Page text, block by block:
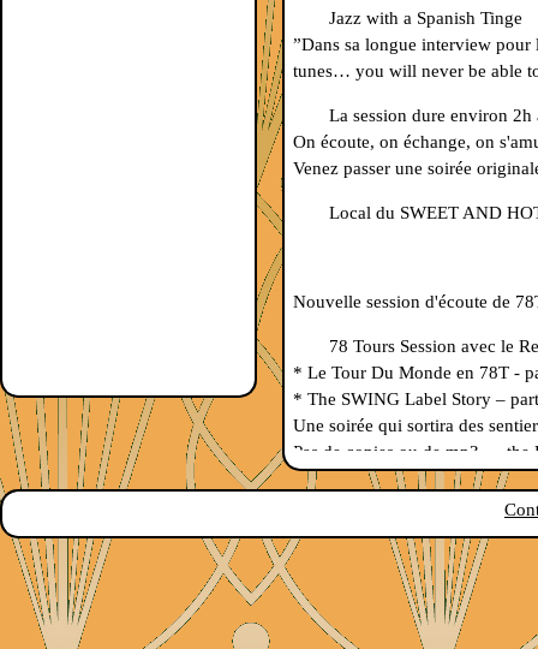
Jazz with a Spanish Tinge
”Dans sa longue interview
tunes… you will never be able
La session dure environ
On écoute, on échange, on
Venez passer une soirée
Local du SWEET AND
Nouvelle session d'écoute de
78 Tours Session avec le
* Le Tour Du Monde en 78T -
* The SWING Label Story –
Une soirée qui sortira des
Pas de copies ou de mp3 … the
OK parfois ça gratouille un
La session dure environ
On écoute, on échange, on
Venez passer une soirée
Local du SWEET AND